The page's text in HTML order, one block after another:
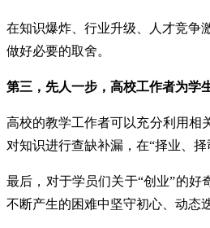
在知识爆炸、行业升级、人才竞争
做好必要的取舍。
第三，先人一步，高校工作者为学
高校的教学工作者可以充分利用相
对知识进行查缺补漏，在“择业、
最后，对于学员们关于“创业”的好
不断产生的困难中坚守初心、动态